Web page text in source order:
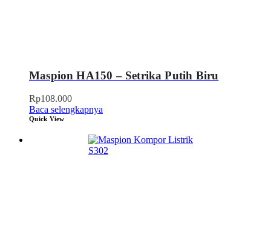
Maspion HA150 – Setrika Putih Biru
Rp108.000
Baca selengkapnya
Quick View